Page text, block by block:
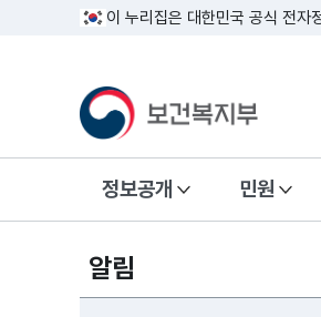
이 누리집은 대한민국 공식 전자
정보공개 민원
알림